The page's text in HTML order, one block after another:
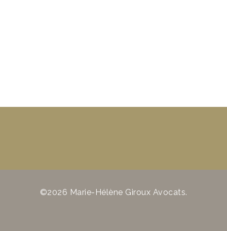
©2026 Marie-Hélène Giroux Avocats.